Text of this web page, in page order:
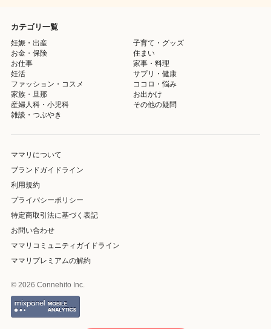
カテゴリ一覧
妊娠・出産
子育て・グッズ
お金・保険
住まい
お仕事
家事・料理
妊活
サプリ・健康
ファッション・コスメ
ココロ・悩み
家族・旦那
お出かけ
産婦人科・小児科
その他の疑問
雑談・つぶやき
ママリについて
ブランドガイドライン
利用規約
プライバシーポリシー
特定商取引法に基づく表記
お問い合わせ
ママリコミュニティガイドライン
ママリプレミアムの解約
© 2026 Connehito Inc.